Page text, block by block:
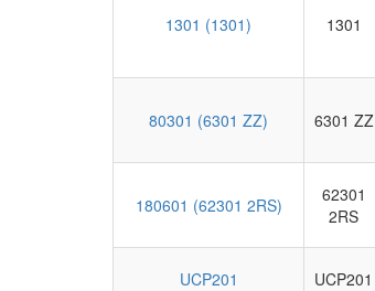
1301 (1301) 1301
80301 (6301 ZZ) 6301 ZZ
180601 (62301 2RS)
62301
2RS
UCP201 UCP201